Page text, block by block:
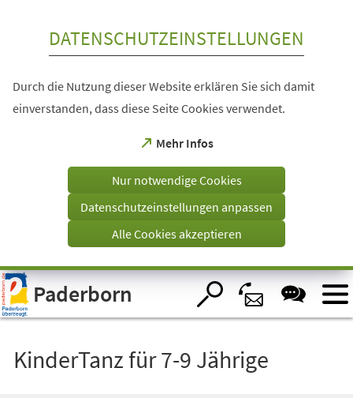
Visuelle
Assistenzsoftware
öffnen.
DATENSCHUTZEINSTELLUNGEN
Durch die Nutzung dieser Website erklären Sie sich damit
einverstanden, dass diese Seite Cookies verwendet.
Mehr Infos
(Öffnet
einem
Tab)
Nur notwendige Cookies
Datenschutzeinstellungen anpassen
Alle Cookies akzeptieren
Paderborn
KinderTanz für 7-9 Jährige